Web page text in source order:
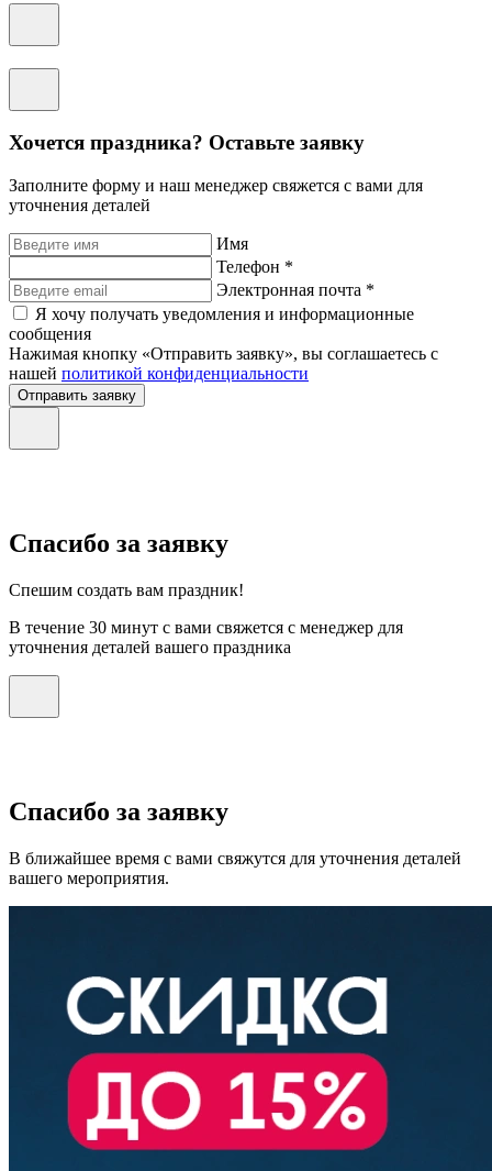
Хочется праздника? Оставьте заявку
Заполните форму и наш менеджер свяжется с вами для
уточнения деталей
Имя
Телефон *
Электронная почта *
Я хочу получать уведомления и информационные
сообщения
Нажимая кнопку «Отправить заявку», вы соглашаетесь с
нашей политикой конфиденциальности
Отправить заявку
Спасибо за заявку
Спешим создать вам праздник!
В течение 30 минут с вами свяжется с менеджер для
уточнения деталей вашего праздника
Спасибо за заявку
В ближайшее время с вами свяжутся для уточнения деталей
вашего мероприятия.